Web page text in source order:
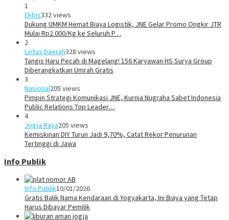
1
Ekbis332 views
Dukung UMKM Hemat Biaya Logistik, JNE Gelar Promo Ongkir JTR
Mulai Rp2.000/Kg ke Seluruh P…
2
Lintas Daerah328 views
Tangis Haru Pecah di Magelang! 156 Karyawan HS Surya Group
Diberangkatkan Umrah Gratis
3
Nasional205 views
Pimpin Strategi Komunikasi JNE, Kurnia Nugraha Sabet Indonesia
Public Relations Top Leader…
4
Jogja Raya205 views
Kemiskinan DIY Turun Jadi 9,70%, Catat Rekor Penurunan
Tertinggi di Jawa
Info Publik
Info Publik10/01/2026
Gratis Balik Nama Kendaraan di Yogyakarta, Ini Biaya yang Tetap
Harus Dibayar Pemilik